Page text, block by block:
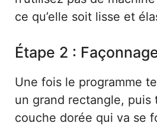
ce qu’elle soit lisse et
Étape 2 :
Une fois le programme
un grand rectangle,
couche dorée qui va se